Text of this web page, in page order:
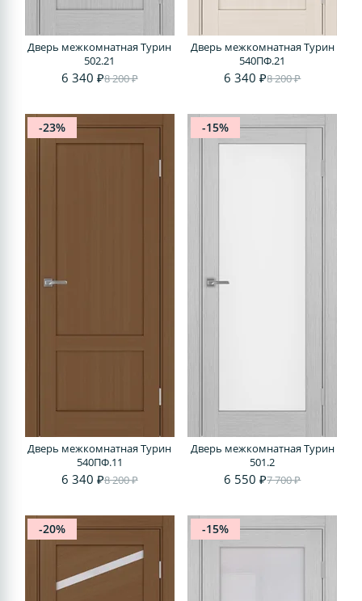
Дверь межкомнатная Турин
502.21
6 340 ₽8 200 ₽
Дверь межкомнатная Турин
540ПФ.21
6 340 ₽8 200 ₽
-23%
Дверь межкомнатная Турин
540ПФ.11
6 340 ₽8 200 ₽
-15%
Дверь межкомнатная Турин
501.2
6 550 ₽7 700 ₽
-20% -15%